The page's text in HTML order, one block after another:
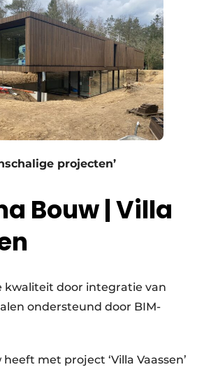
projecten’
Bouw | Villa
kwaliteit door integratie van
ondersteund door BIM-
met project ‘Villa Vaassen’